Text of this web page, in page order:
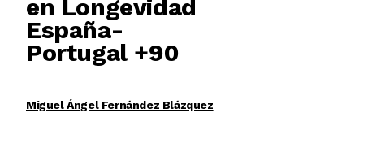
en Longevidad
España-
Portugal +90
Miguel Ángel Fernández Blázquez